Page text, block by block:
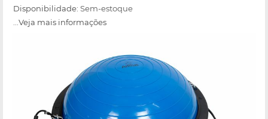
Disponibilidade: Sem-estoque
...Veja mais informações